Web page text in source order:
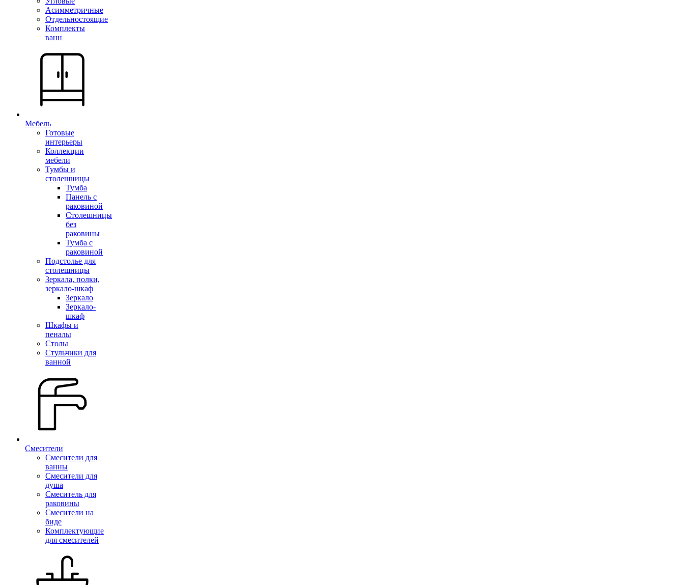
Асимметричные
Отдельностоящие
Комплекты
ванн
Мебель
Готовые
интерьеры
Коллекции
мебели
Тумбы и
столешницы
Тумба
Панель с
раковиной
Столешницы
без
раковины
Тумба с
раковиной
Подстолье для
столешницы
Зеркала, полки,
зеркало-шкаф
Зеркало
Зеркало-
шкаф
Шкафы и
пеналы
Столы
Стульчики для
ванной
Смесители
Смесители для
ванны
Смесители для
душа
Смеситель для
раковины
Смесители на
биде
Комплектующие
для смесителей